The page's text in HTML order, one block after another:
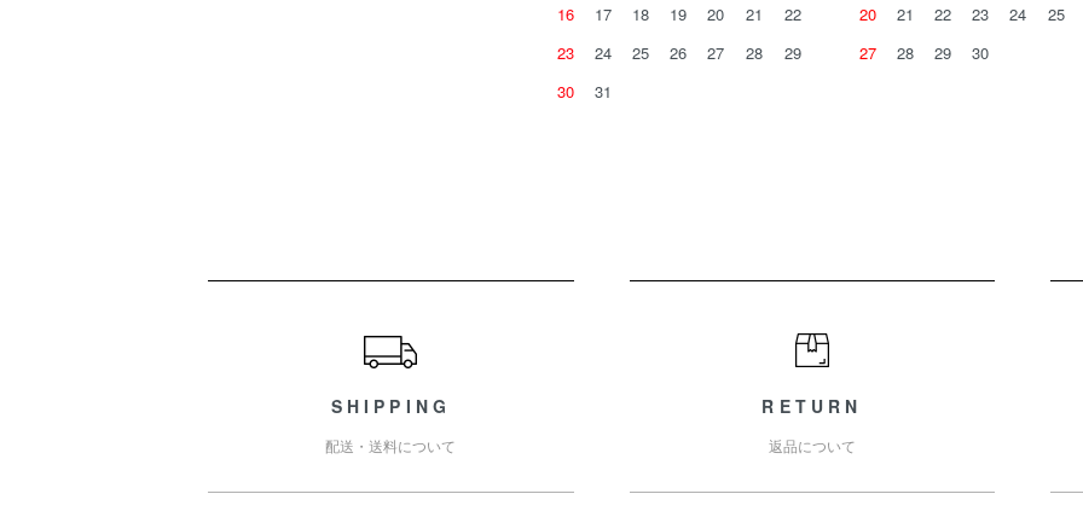
16
17 18 19 20 21
22
23
24 25 26 27 28
29
30
31
20
21 22 23 24 25
27
28 29 30
SHIPPING
配送・送料について
RETURN
返品について